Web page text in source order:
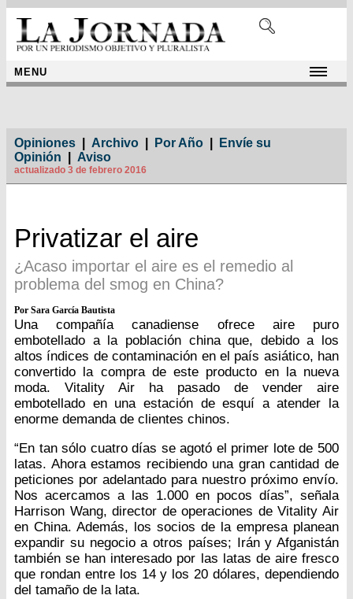
MENU
Opiniones Archivo Por Año
Envíe su
Opinión
Aviso
actualizado 3 de febrero 2016
Privatizar el aire
¿Acaso importar el aire es el remedio al
problema del smog en China?
Por Sara García Bautista
Una compañía canadiense ofrece aire puro
embotellado a la población china que, debido a los
altos índices de contaminación en el país asiático, han
convertido la compra de este producto en la nueva
moda. Vitality Air ha pasado de vender aire
embotellado en una estación de esquí a atender la
enorme demanda de clientes chinos.
“En tan sólo cuatro días se agotó el primer lote de 500
latas. Ahora estamos recibiendo una gran cantidad de
peticiones por adelantado para nuestro próximo envío.
Nos acercamos a las 1.000 en pocos días”, señala
Harrison Wang, director de operaciones de Vitality Air
en China. Además, los socios de la empresa planean
expandir su negocio a otros países; Irán y Afganistán
también se han interesado por las latas de aire fresco
que rondan entre los 14 y los 20 dólares, dependiendo
del tamaño de la lata.